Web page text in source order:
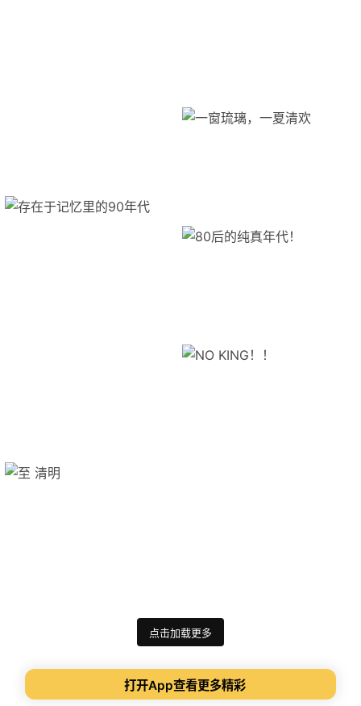
点击加载更多
打开App查看更多精彩